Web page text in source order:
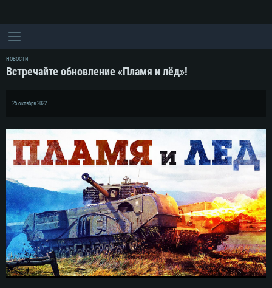
НОВОСТИ
Встречайте обновление «Пламя и лёд»!
25 октября 2022